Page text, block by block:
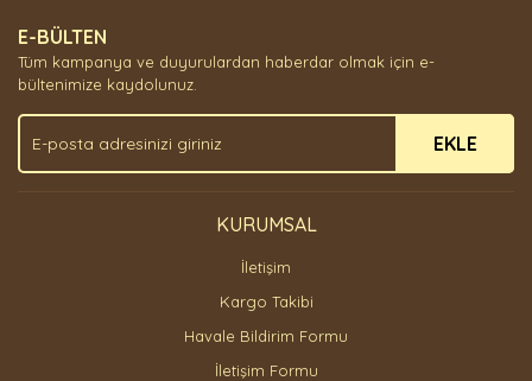
Ürün açıklamasında eksik bilgiler bulunuyor.
Ürün bilgilerinde hatalar bulunuyor.
Ürün fiyatı diğer sitelerden daha pahalı.
Bu ürüne benzer farklı alternatifler olmalı.
Gönder
E-BÜLTEN
Tüm kampanya ve duyurulardan haberdar olmak için e-
bültenimize kaydolunuz.
EKLE
KURUMSAL
İletişim
Kargo Takibi
Havale Bildirim Formu
İletişim Formu